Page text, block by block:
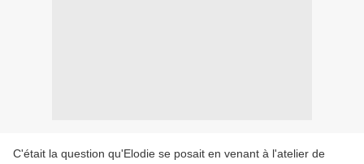
C'était la question qu'Elodie se posait en venant à l'atelier de